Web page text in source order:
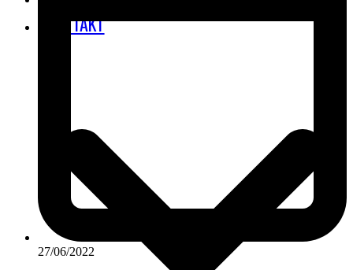
KONTAKT
27/06/2022